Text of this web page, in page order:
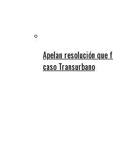
Apelan resolución que
caso Transurbano